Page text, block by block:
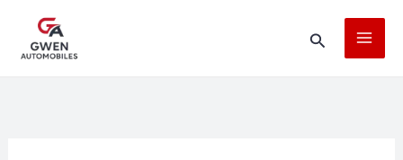
Rechercher